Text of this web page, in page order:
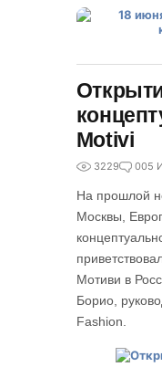
Motivi
3229 005
На прошлой
Москвы,
Мотиви в
Борио,
Fashion.